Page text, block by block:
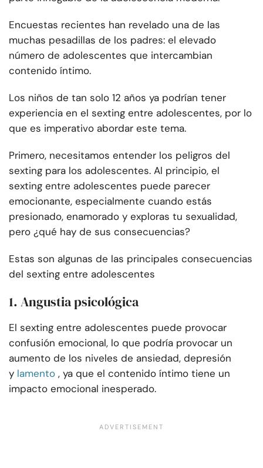
Encuestas recientes han revelado una de las
muchas pesadillas de los padres: el elevado
número de adolescentes que intercambian
contenido íntimo.
Los niños de tan solo 12 años ya podrían tener
experiencia en el sexting entre adolescentes, por lo
que es imperativo abordar este tema.
Primero, necesitamos entender los peligros del
sexting para los adolescentes. Al principio, el
sexting entre adolescentes puede parecer
emocionante, especialmente cuando estás
presionado, enamorado y exploras tu sexualidad,
pero ¿qué hay de sus consecuencias?
Estas son algunas de las principales consecuencias
del sexting entre adolescentes
1. Angustia psicológica
El sexting entre adolescentes puede provocar
confusión emocional, lo que podría provocar un
aumento de los niveles de ansiedad, depresión
y lamento , ya que el contenido íntimo tiene un
impacto emocional inesperado.